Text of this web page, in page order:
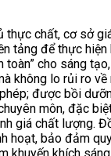
thực chất, cơ sở
tảng để thực hiện
toàn” cho sáng
không lo rủi ro về
được bồi
môn, đặc
giá chất lượng.
hoạt, bảo đảm